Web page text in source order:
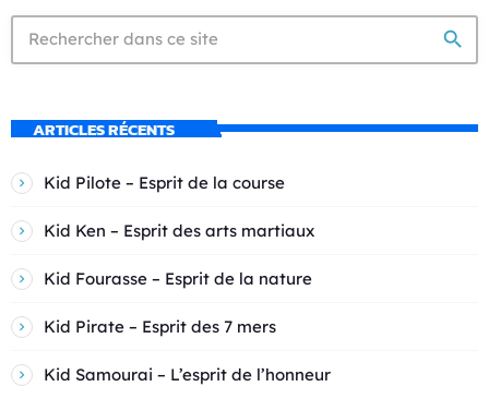
search
ARTICLES RÉCENTS
Kid Pilote – Esprit de la course
Kid Ken – Esprit des arts martiaux
Kid Fourasse – Esprit de la nature
Kid Pirate – Esprit des 7 mers
Kid Samourai – L’esprit de l’honneur